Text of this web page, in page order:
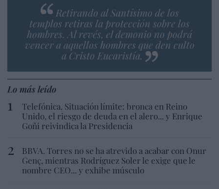
Retirando al Santísimo de los
templos retiras la protección sobre los
hombres. Al revés, el demonio no podrá
vencer a aquellos hombres que den culto
a Cristo Eucaristía.
Lo más leído
Telefónica. Situación límite: bronca en Reino
Unido, el riesgo de deuda en el alero... y Enrique
Goñi reivindica la Presidencia
BBVA. Torres no se ha atrevido a acabar con Onur
Genç, mientras Rodríguez Soler le exige que le
nombre CEO... y exhibe músculo